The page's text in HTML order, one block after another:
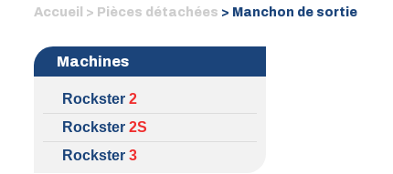
Accueil > Pièces détachées > Manchon de sortie
Machines
Rockster 2
Rockster 2S
Rockster 3